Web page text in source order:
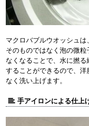
マクロバブルウオッシュ
そのものではなく泡の微
なくなることで、水に撚る
することができるので、
なく洗い上げます。
手アイロンによる仕上